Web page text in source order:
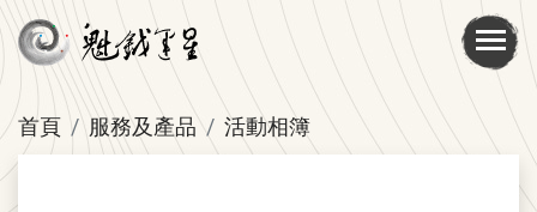
首頁 服務及產品 活動相簿